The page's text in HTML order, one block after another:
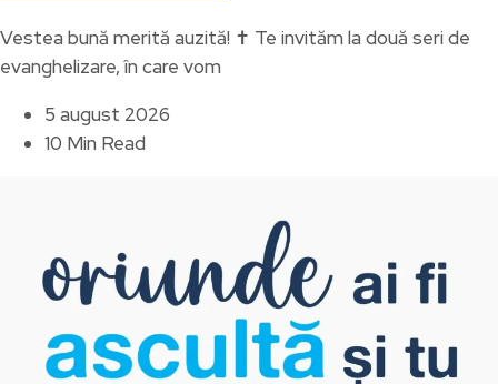
Vestea bună merită auzită! ✝️ Te invităm la două seri de
evanghelizare, în care vom
5 august 2026
10 Min Read